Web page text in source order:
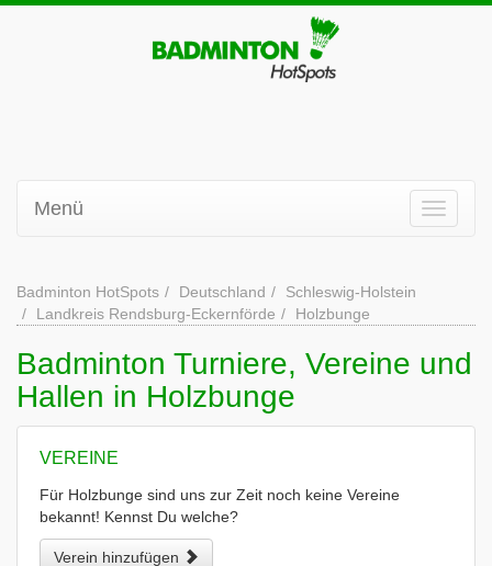
Menü
Badminton HotSpots Deutschland
Schleswig-Holstein
Landkreis Rendsburg-Eckernförde
Holzbunge
Badminton Turniere, Vereine und
Hallen in Holzbunge
VEREINE
Für Holzbunge sind uns zur Zeit noch keine Vereine
bekannt! Kennst Du welche?
Verein hinzufügen